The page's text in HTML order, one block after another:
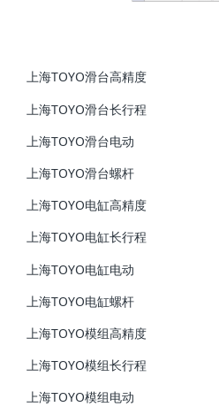
上海TOYO滑台高精度
上海TOYO滑台长行程
上海TOYO滑台电动
上海TOYO滑台螺杆
上海TOYO电缸高精度
上海TOYO电缸长行程
上海TOYO电缸电动
上海TOYO电缸螺杆
上海TOYO模组高精度
上海TOYO模组长行程
上海TOYO模组电动